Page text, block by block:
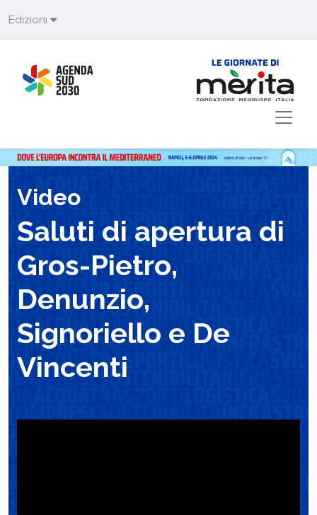
Edizioni
Video
Saluti di apertura di
Gros-Pietro,
Denunzio,
Signoriello e De
Vincenti